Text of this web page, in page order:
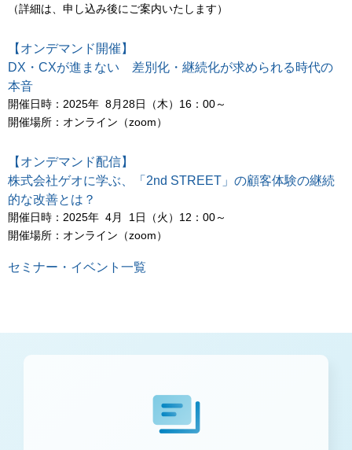
（詳細は、申し込み後にご案内いたします）
【オンデマンド開催】
DX・CXが進まない 差別化・継続化が求められる時代の
本音
開催日時：2025年 8月28日（木）16：00～
開催場所：オンライン（zoom）
【オンデマンド配信】
株式会社ゲオに学ぶ、「2nd STREET」の顧客体験の継続
的な改善とは？
開催日時：2025年 4月 1日（火）12：00～
開催場所：オンライン（zoom）
セミナー・イベント一覧